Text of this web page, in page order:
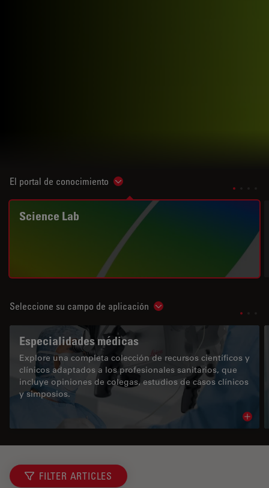
El portal de conocimiento Show subnavigation
Science Lab
Seleccione su campo de aplicación Show subnavigation
Especialidades médicas
Explore una completa colección de recursos científicos y
clínicos adaptados a los profesionales sanitarios, que
incluye opiniones de colegas, estudios de casos clínicos
y simposios.
FILTER ARTICLES